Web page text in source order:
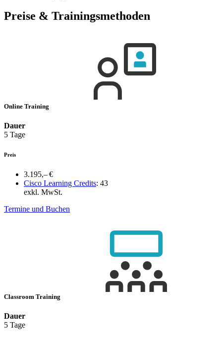
Preise & Trainingsmethoden
Online Training
Dauer
5 Tage
Preis
3.195,– €
Cisco Learning Credits: 43
exkl. MwSt.
Termine und Buchen
Classroom Training
Dauer
5 Tage